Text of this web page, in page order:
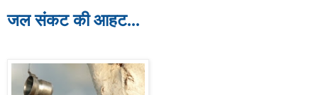
जल संकट की आहट...